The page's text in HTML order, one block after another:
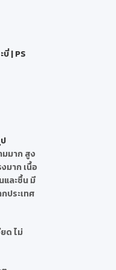
มาก สูง
มาก เนื้อ
ละชื้น มี
ประเทศ
ด ไม่